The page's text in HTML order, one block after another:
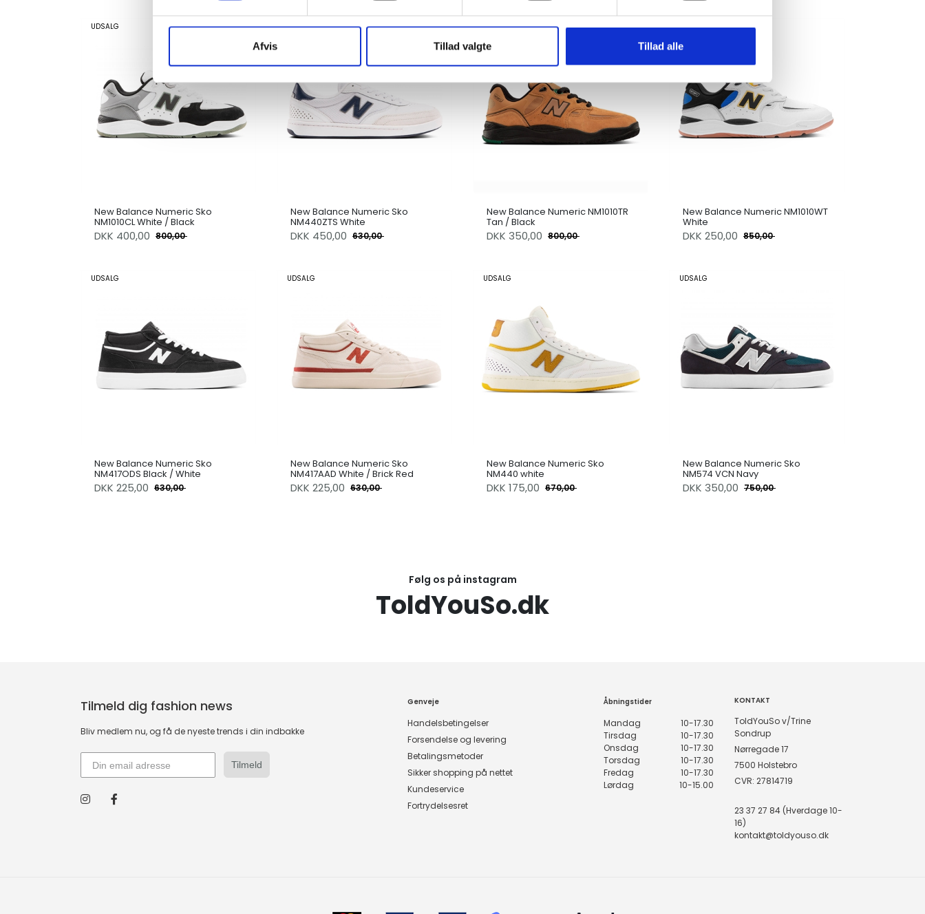
Afvis Tillad valgte Tillad alle
UDSALG
New Balance Numeric Sko
NM1010CL White / Black
DKK 400,00 800,00
UDSALG
New Balance Numeric Sko
NM440ZTS White
DKK 450,00 630,00
UDSALG
New Balance Numeric NM1010TR
Tan / Black
DKK 350,00 800,00
UDSALG
New Balance Numeric NM1010WT
White
DKK 250,00 850,00
UDSALG
New Balance Numeric Sko
NM417ODS Black / White
DKK 225,00 630,00
UDSALG
New Balance Numeric Sko
NM417AAD White / Brick Red
DKK 225,00 630,00
UDSALG
New Balance Numeric Sko
NM440 white
DKK 175,00 670,00
UDSALG
New Balance Numeric Sko
NM574 VCN Navy
DKK 350,00 750,00
Følg os på instagram
ToldYouSo.dk
Tilmeld dig fashion news
Bliv medlem nu, og få de nyeste trends i din indbakke
Tilmeld
Genveje
Handelsbetingelser
Forsendelse og levering
Betalingsmetoder
Sikker shopping på nettet
Kundeservice
Fortrydelsesret
Åbningstider
Mandag
10-17.30
Tirsdag
10-17.30
Onsdag
10-17.30
Torsdag
10-17.30
Fredag
10-17.30
Lørdag
10-15.00
KONTAKT
ToldYouSo v/Trine
Sondrup
Nørregade 17
7500 Holstebro
CVR: 27814719
23 37 27 84 (Hverdage 10-
16)
kontakt@toldyouso.dk